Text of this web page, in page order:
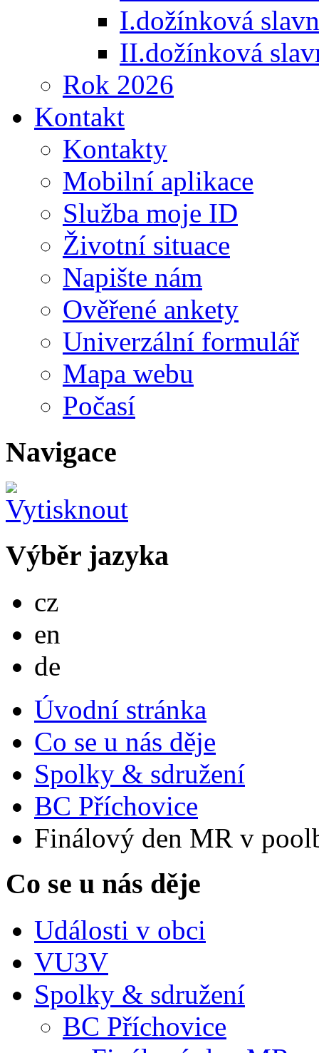
I.dožínková
II.dožínková
Rok 2026
Kontakt
Kontakty
Mobilní aplikace
Služba moje ID
Životní situace
Napište nám
Ověřené ankety
Univerzální formulář
Mapa webu
Počasí
Navigace
Výběr jazyka
cz
en
de
Úvodní stránka
Co se u nás děje
Spolky & sdružení
BC Příchovice
Finálový den MR v
Co se u nás děje
Události v obci
VU3V
Spolky & sdružení
BC Příchovice